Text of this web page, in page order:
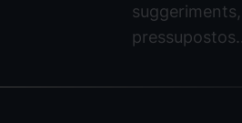
ordinoarcalis.com